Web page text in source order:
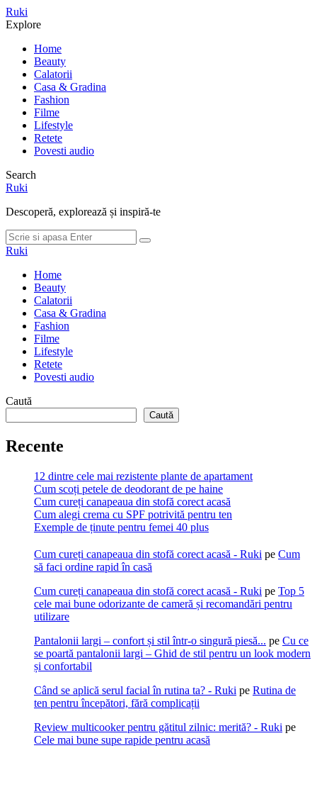
Meniu
Ruki
Cauta
Explore
Home
Beauty
Calatorii
Casa & Gradina
Fashion
Filme
Lifestyle
Retete
Povesti audio
Search
Ruki
Descoperă, explorează și inspiră-te
Cauta
dupa:
Cauta
Ruki
Home
Beauty
Calatorii
Casa & Gradina
Fashion
Filme
Lifestyle
Retete
Povesti audio
Caută
Caută
Recente
12 dintre cele mai rezistente plante de apartament
Cum scoți petele de deodorant de pe haine
Cum cureți canapeaua din stofă corect acasă
Cum alegi crema cu SPF potrivită pentru ten
Exemple de ținute pentru femei 40 plus
Cum cureți canapeaua din stofă corect acasă - Ruki pe Cum
să faci ordine rapid în casă
Cum cureți canapeaua din stofă corect acasă - Ruki pe Top 5
cele mai bune odorizante de cameră și recomandări pentru
utilizare
Pantalonii largi – confort și stil într-o singură piesă... pe Cu ce
se poartă pantalonii largi – Ghid de stil pentru un look modern
și confortabil
Când se aplică serul facial în rutina ta? - Ruki pe Rutina de
ten pentru începători, fără complicații
Review multicooker pentru gătitul zilnic: merită? - Ruki pe
Cele mai bune supe rapide pentru acasă